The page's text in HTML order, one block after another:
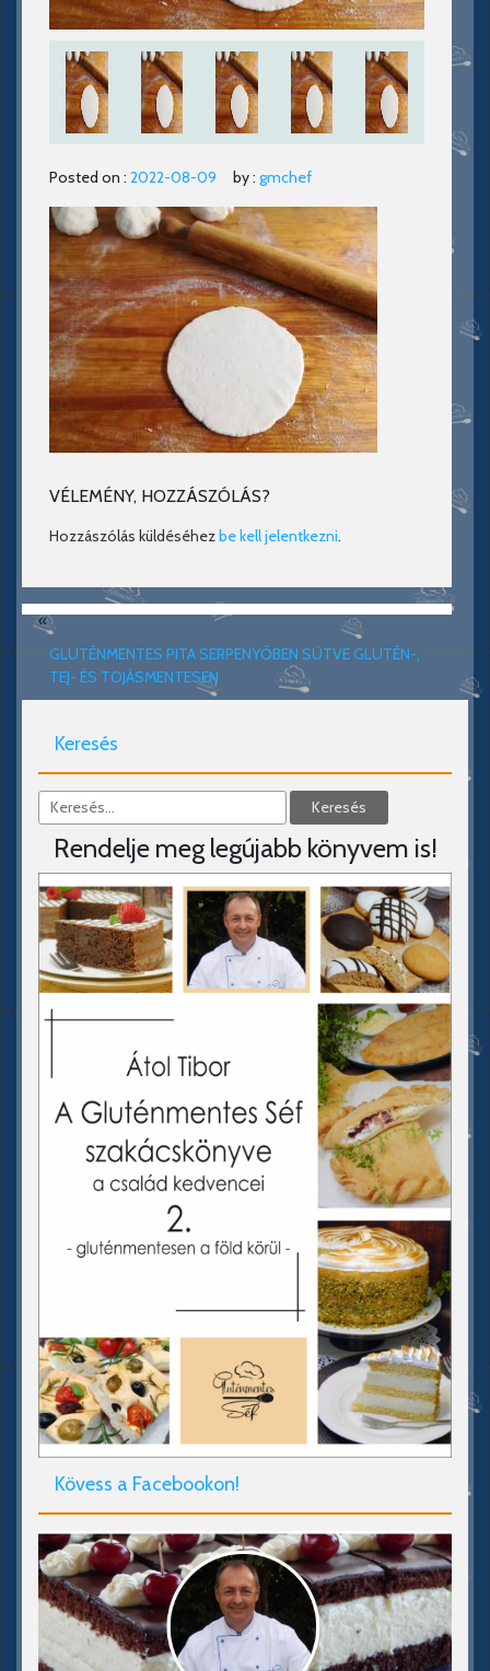
Posted on : 2022-08-09 by : gmchef
VÉLEMÉNY, HOZZÁSZÓLÁS?
Hozzászólás küldéséhezbe kell jelentkezni.
«
GLUTÉNMENTES PITA SERPENYŐBEN SÜTVE GLUTÉN-,
TEJ- ÉS TOJÁSMENTESEN
Keresés
Rendelje meg legújabb könyvem is!
Kövess a Facebookon!